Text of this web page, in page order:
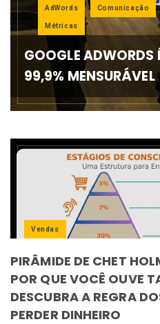
AdWords Comunicação
Métricas
GOOGLE ADWORDS
99,9% MENSURÁVEL
Vendas
PIRÂMIDE DE CHET
POR QUE VOCÊ OUVE
DESCUBRA A REGRA
PERDER DINHEIRO